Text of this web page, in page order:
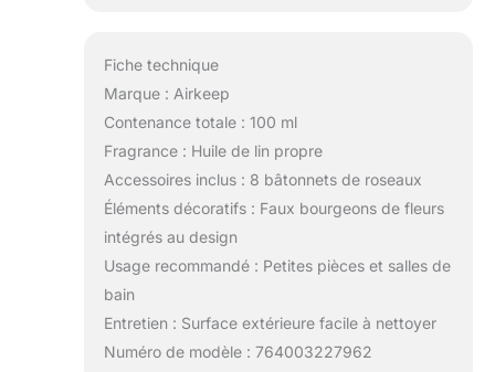
Fiche technique
Marque : Airkeep
Contenance totale : 100 ml
Fragrance : Huile de lin propre
Accessoires inclus : 8 bâtonnets de roseaux
Éléments décoratifs : Faux bourgeons de fleurs
intégrés au design
Usage recommandé : Petites pièces et salles de
bain
Entretien : Surface extérieure facile à nettoyer
Numéro de modèle : 764003227962